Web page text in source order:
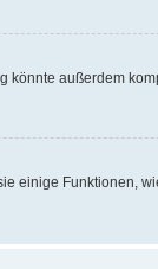
außerdem
einige Funktionen,